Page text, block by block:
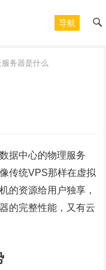
导航
务器是什么
据中心的物理服务
传统VPS那样在虚拟
的资源给用户独享，
的完整性能，又有云